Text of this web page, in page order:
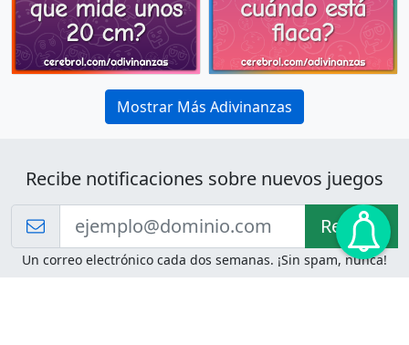
Mostrar Más Adivinanzas
Recibe notificaciones sobre nuevos juegos
Recibir!
Un correo electrónico cada dos semanas. ¡Sin spam, nunca!